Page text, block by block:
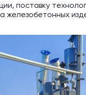
поставку
железобетонных